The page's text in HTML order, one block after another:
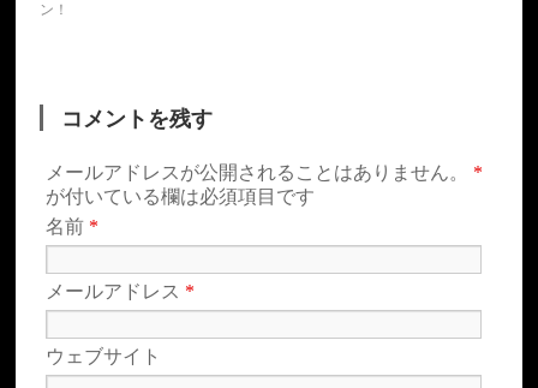
ン！
コメントを残す
メールアドレスが公開されることはありません。 *
が付いている欄は必須項目です
名前 *
メールアドレス *
ウェブサイト